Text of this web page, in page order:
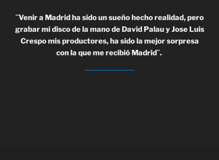
¨Venir a Madrid ha sido un sueño hecho realidad, pero
grabar mi disco de la mano de David Palau y Jose Luis
Crespo mis productores, ha sido la mejor sorpresa
con la que me recibió Madrid¨.